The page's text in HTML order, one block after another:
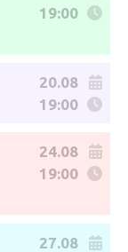
19:00
20.08
19:00
24.08
19:00
27.08